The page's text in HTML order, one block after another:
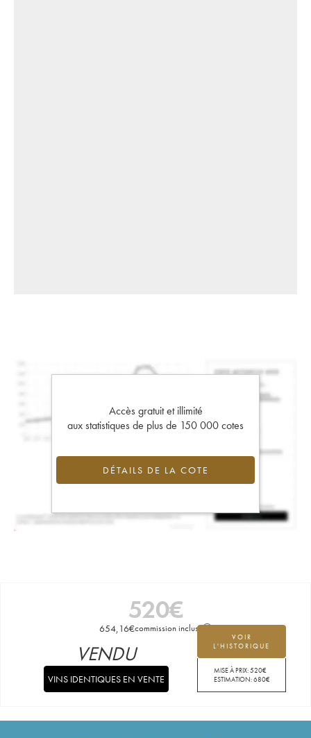
Accès gratuit et illimité
aux statistiques de plus de 150 000 cotes
DÉTAILS DE LA COTE
520€
654,16€commission incluse
VOIR
L'HISTORIQUE
MISE À PRIX:520€
ESTIMATION:680€
VENDU
VINS IDENTIQUES EN VENTE